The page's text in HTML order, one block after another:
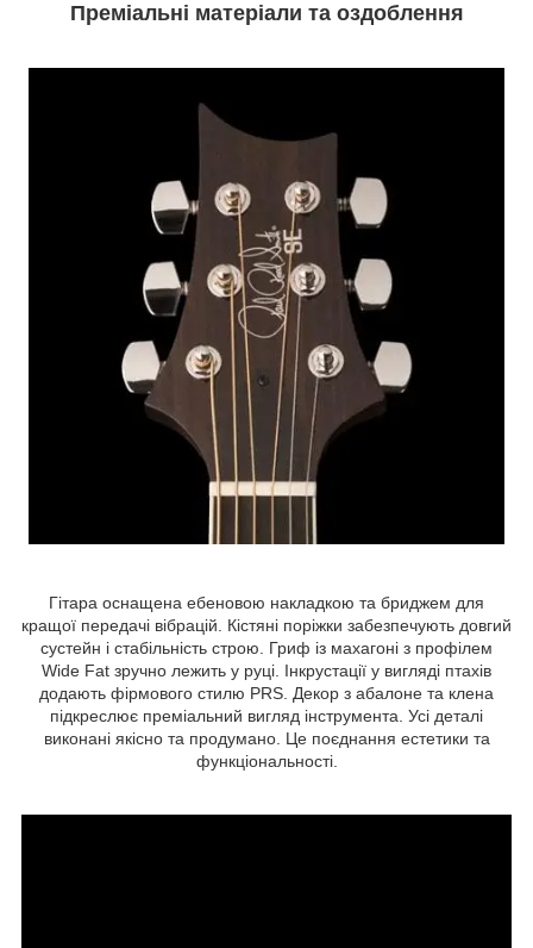
Преміальні матеріали та оздоблення
Гітара оснащена ебеновою накладкою та бриджем для
кращої передачі вібрацій. Кістяні поріжки забезпечують довгий
сустейн і стабільність строю. Гриф із махагоні з профілем
Wide Fat зручно лежить у руці. Інкрустації у вигляді птахів
додають фірмового стилю PRS. Декор з абалоне та клена
підкреслює преміальний вигляд інструмента. Усі деталі
виконані якісно та продумано. Це поєднання естетики та
функціональності.